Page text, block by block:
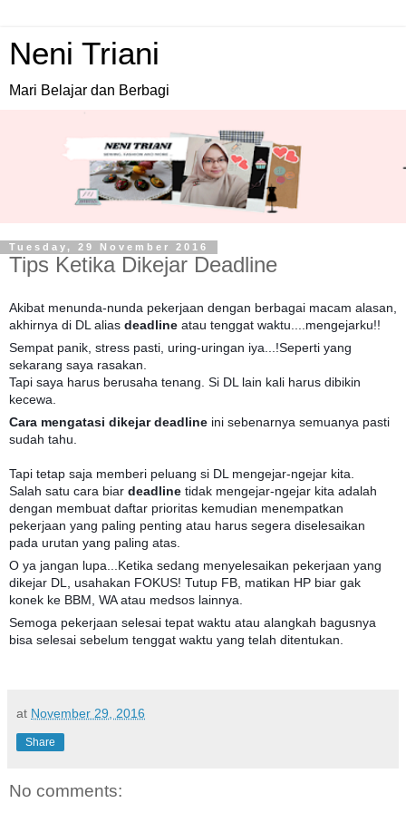
Neni Triani
Mari Belajar dan Berbagi
Tuesday, 29 November 2016
Tips Ketika Dikejar Deadline
Akibat menunda-nunda pekerjaan dengan berbagai macam alasan,
akhirnya di DL alias deadline atau tenggat waktu....mengejarku!!
Sempat panik, stress pasti, uring-uringan iya...!Seperti yang
sekarang saya rasakan.
Tapi saya harus berusaha tenang. Si DL lain kali harus dibikin
kecewa.
Cara mengatasi dikejar deadline ini sebenarnya semuanya pasti
sudah tahu.
Tapi tetap saja memberi peluang si DL mengejar-ngejar kita.
Salah satu cara biar deadline tidak mengejar-ngejar kita adalah
dengan membuat daftar prioritas kemudian menempatkan
pekerjaan yang paling penting atau harus segera diselesaikan
pada urutan yang paling atas.
O ya jangan lupa...Ketika sedang menyelesaikan pekerjaan yang
dikejar DL, usahakan FOKUS! Tutup FB, matikan HP biar gak
konek ke BBM, WA atau medsos lainnya.
Semoga pekerjaan selesai tepat waktu atau alangkah bagusnya
bisa selesai sebelum tenggat waktu yang telah ditentukan.
at November 29, 2016
Share
No comments: